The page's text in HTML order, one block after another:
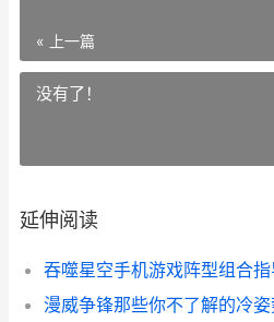
« 上一篇
没有了！
延伸阅读
漫威争锋那些你不了解的冷